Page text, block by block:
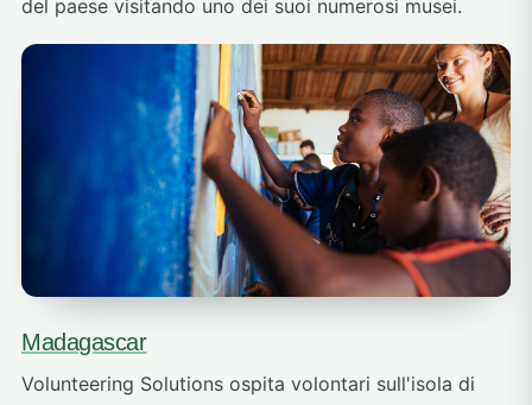
del paese visitando uno dei suoi numerosi musei.
Madagascar
Volunteering Solutions ospita volontari sull'isola di